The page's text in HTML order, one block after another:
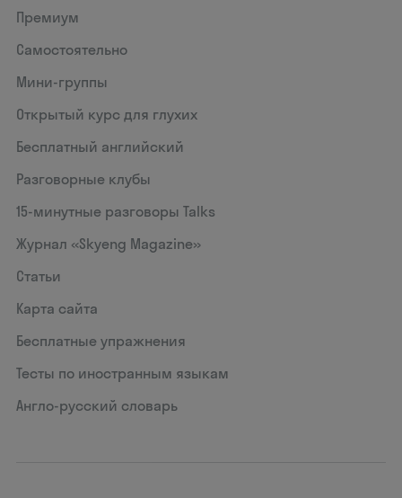
Премиум
Самостоятельно
Мини-группы
Открытый курс для глухих
Бесплатный английский
Разговорные клубы
15‑минутные разговоры Talks
Журнал «Skyeng Magazine»
Статьи
Карта сайта
Бесплатные упражнения
Тесты по иностранным языкам
Англо-русский словарь